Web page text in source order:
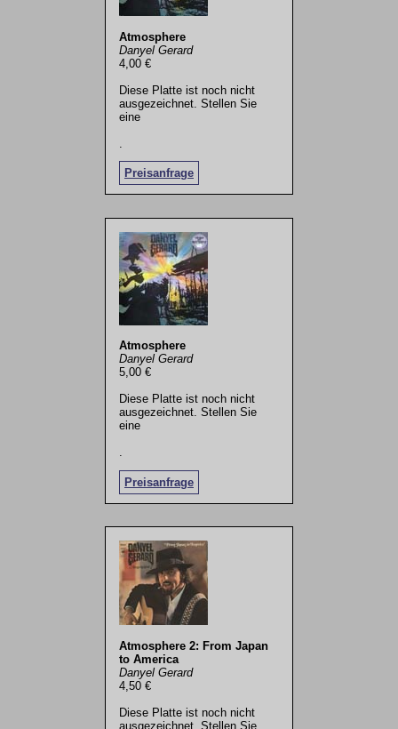
Atmosphere
Danyel Gerard
4,00 €
Diese Platte ist noch nicht
ausgezeichnet. Stellen Sie
eine
Preisanfrage
Atmosphere
Danyel Gerard
5,00 €
Diese Platte ist noch nicht
ausgezeichnet. Stellen Sie
eine
Preisanfrage
.
Atmosphere 2: From Japan
to America
Danyel Gerard
4,50 €
Diese Platte ist noch nicht
ausgezeichnet. Stellen Sie